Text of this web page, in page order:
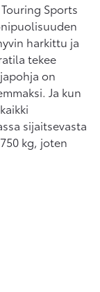
Sports
harkittu ja
tekee
on
Ja kun
sijaitsevasta
kg, joten